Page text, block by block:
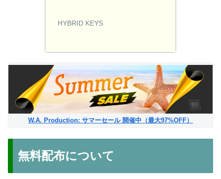
HYBRID KEYS
W.A. Production: サマーセール 開催中（最大97%OFF）
無料配布について